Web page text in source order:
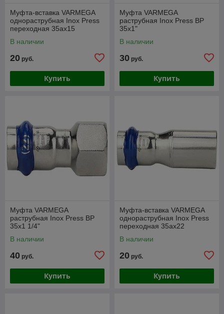
Муфта-вставка VARMEGA
однораструбная Inox Press
переходная 35ax15
В наличии
20 руб.
Купить
Муфта VARMEGA
раструбная Inox Press ВР
35x1"
В наличии
30 руб.
Купить
Муфта VARMEGA
раструбная Inox Press ВР
35x1 1/4"
В наличии
40 руб.
Купить
Муфта-вставка VARMEGA
однораструбная Inox Press
переходная 35ax22
В наличии
20 руб.
Купить